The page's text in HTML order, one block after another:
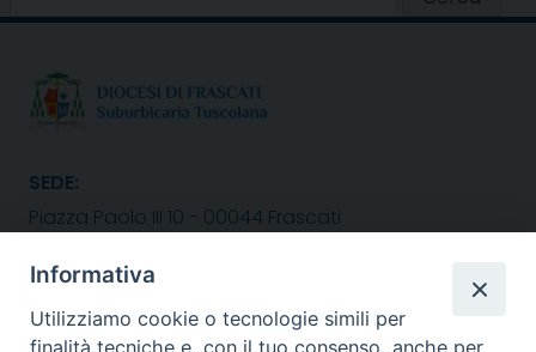
per:
SEDE:
Piazza Paolo III 10 - 00044 Frascati
Email:
seguici su :
Informativa
Utilizziamo cookie o tecnologie simili per